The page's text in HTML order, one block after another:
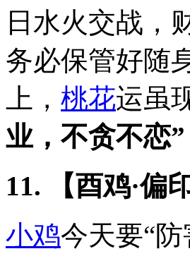
日水火交战，
务必保管好随
上， 桃花运虽
业，不贪不恋”
11. 【酉鸡·偏
小鸡今天要“